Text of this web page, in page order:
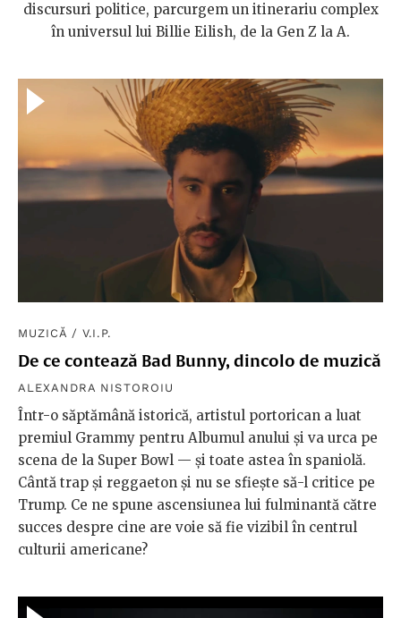
discursuri politice, parcurgem un itinerariu complex
în universul lui Billie Eilish, de la Gen Z la A.
MUZICĂ /V.I.P.
De ce contează Bad Bunny, dincolo de muzică
ALEXANDRA NISTOROIU
Într-o săptămână istorică, artistul portorican a luat
premiul Grammy pentru Albumul anului și va urca pe
scena de la Super Bowl — și toate astea în spaniolă.
Cântă trap și reggaeton și nu se sfiește să-l critice pe
Trump. Ce ne spune ascensiunea lui fulminantă către
succes despre cine are voie să fie vizibil în centrul
culturii americane?